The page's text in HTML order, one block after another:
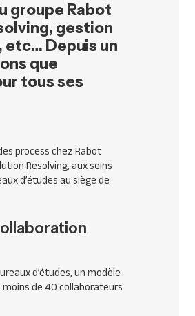
groupe Rabot
gestion
etc… Depuis un
que
tous ses
process chez Rabot
Resolving, aux seins
d’études au siège de
d’études, un modèle
de 40 collaborateurs